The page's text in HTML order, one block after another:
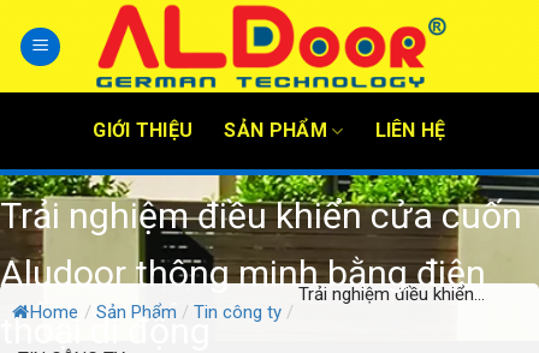
content
GIỚI THIỆU SẢN PHẨM LIÊN HỆ
Trải nghiệm điều khiển cửa cuốn
Aludoor thông minh bằng điện
thoại di động
Home / Sản Phẩm / Tin công ty /
Trải nghiệm điều khiển...